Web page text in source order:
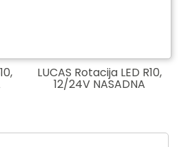
LUCAS Rotacija LED R10,
12/24V NASADNA